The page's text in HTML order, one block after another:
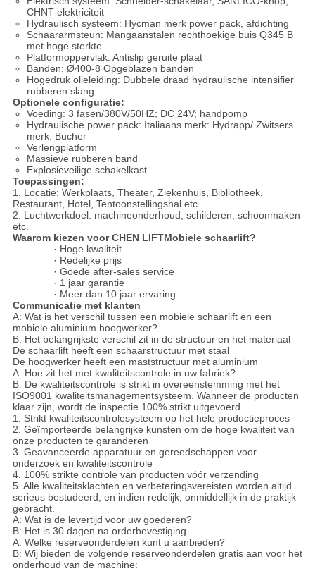
CHNT-elektriciteit
Hydraulisch systeem: Hycman merk power pack, afdichting
Schaararmsteun: Mangaanstalen rechthoekige buis Q345 B
met hoge sterkte
Platformoppervlak: Antislip geruite plaat
Banden: Ø400-8 Opgeblazen banden
Hogedruk olieleiding: Dubbele draad hydraulische intensifier
rubberen slang
Optionele configuratie:
Voeding: 3 fasen/380V/50HZ; DC 24V; handpomp
Hydraulische power pack: Italiaans merk: Hydrapp/ Zwitsers
merk: Bucher
Verlengplatform
Massieve rubberen band
Explosieveilige schakelkast
Toepassingen:
1. Locatie: Werkplaats, Theater, Ziekenhuis, Bibliotheek,
Restaurant, Hotel, Tentoonstellingshal etc.
2. Luchtwerkdoel: machineonderhoud, schilderen, schoonmaken
etc.
Waarom kiezen voor CHEN LIFTMobiele schaarlift?
· Hoge kwaliteit
· Redelijke prijs
· Goede after-sales service
· 1 jaar garantie
· Meer dan 10 jaar ervaring
Communicatie met klanten
A: Wat is het verschil tussen een mobiele schaarlift en een
mobiele aluminium hoogwerker?
B: Het belangrijkste verschil zit in de structuur en het materiaal
De schaarlift heeft een schaarstructuur met staal
De hoogwerker heeft een maststructuur met aluminium
A: Hoe zit het met kwaliteitscontrole in uw fabriek?
B: De kwaliteitscontrole is strikt in overeenstemming met het
ISO9001 kwaliteitsmanagementsysteem. Wanneer de producten
klaar zijn, wordt de inspectie 100% strikt uitgevoerd
1. Strikt kwaliteitscontrolesysteem op het hele productieproces
2. Geïmporteerde belangrijke kunsten om de hoge kwaliteit van
onze producten te garanderen
3. Geavanceerde apparatuur en gereedschappen voor
onderzoek en kwaliteitscontrole
4. 100% strikte controle van producten vóór verzending
5. Alle kwaliteitsklachten en verbeteringsvereisten worden altijd
serieus bestudeerd, en indien redelijk, onmiddellijk in de praktijk
gebracht.
A: Wat is de levertijd voor uw goederen?
B: Het is 30 dagen na orderbevestiging
A: Welke reserveonderdelen kunt u aanbieden?
B: Wij bieden de volgende reserveonderdelen gratis aan voor het
onderhoud van de machine: